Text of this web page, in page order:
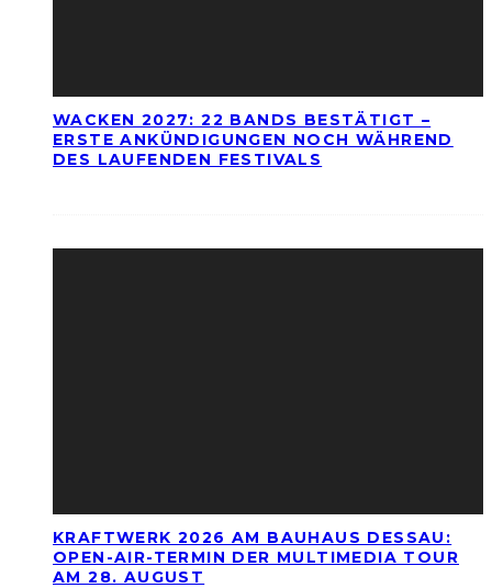
WACKEN 2027: 22 BANDS BESTÄTIGT –
ERSTE ANKÜNDIGUNGEN NOCH WÄHREND
DES LAUFENDEN FESTIVALS
KRAFTWERK 2026 AM BAUHAUS DESSAU:
OPEN-AIR-TERMIN DER MULTIMEDIA TOUR
AM 28. AUGUST